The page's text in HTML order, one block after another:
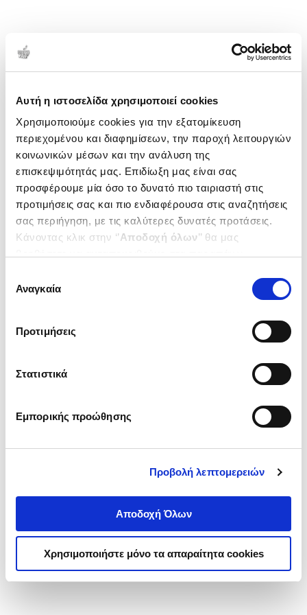
Αυτή η ιστοσελίδα χρησιμοποιεί cookies
Χρησιμοποιούμε cookies για την εξατομίκευση
περιεχομένου και διαφημίσεων, την παροχή λειτουργιών
κοινωνικών μέσων και την ανάλυση της
επισκεψιμότητάς μας. Επιδίωξη μας είναι σας
προσφέρουμε μία όσο το δυνατό πιο ταιριαστή στις
προτιμήσεις σας και πιο ενδιαφέρουσα στις αναζητήσεις
σας περιήγηση, με τις καλύτερες δυνατές προτάσεις.
Κάνοντας κλικ στην ‘’Αποδοχή όλων’’ θα μας
ενδιαφέρουν και να επιλέξετε από τα παρακάτω με την
΄΄και να ενημερωθείτε σχετικά με
συγκατάθεσης
Αναγκαία
Προτιμήσεις
Στατιστικά
Εμπορικής προώθησης
Προβολή λεπτομερειών
Αποδοχή Όλων
Χρησιμοποιήστε μόνο τα απαραίτητα cookies